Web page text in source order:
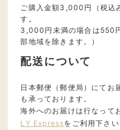
ご購入金額3,000円（税込
す。
3,000円未満の場合は550
部地域を除きます。）
配送について
日本郵便（郵便局）にてお
も承っております。
海外へのお届けは行なって
LY Expressをご利用下さい